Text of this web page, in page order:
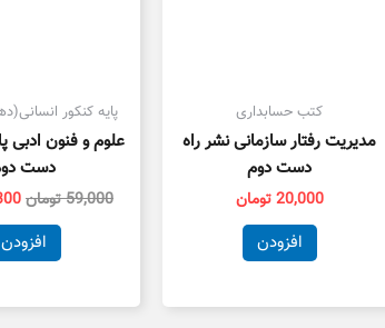
کتب حسابداری
مدیریت رفتار سازمانی نشر راه
دست دوم
20,000 تومان
افزودن
پایه کنکور
علوم و فنون ادبی
دست
59,000تومان
افزودن